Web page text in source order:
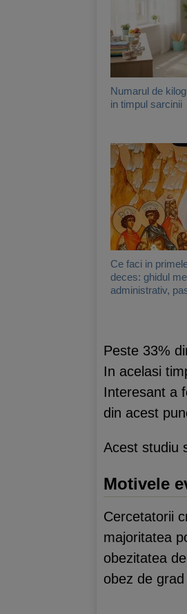
Numarul de
in timpul sarcinii
Ce faci in
deces: ghidul
administrativ,
Peste 33%
In acelasi
Interesant a
din acest
Acest studiu
Motivele
Cercetatorii
majoritatea
obezitatea
obez de